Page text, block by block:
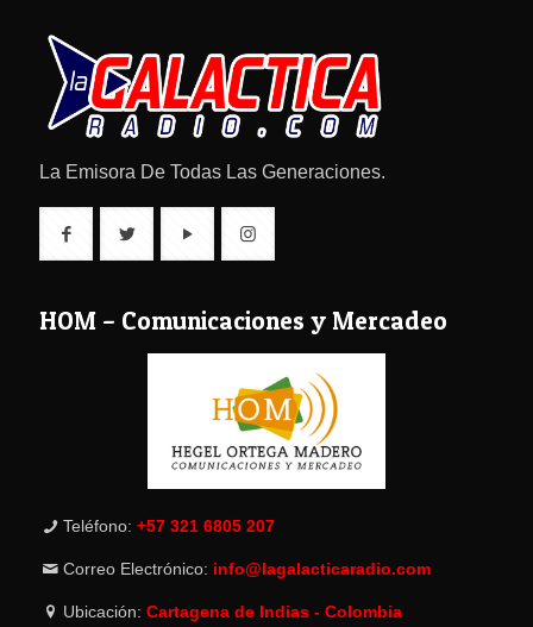
La Emisora De Todas Las Generaciones.
HOM – Comunicaciones y Mercadeo
Teléfono: +57 321 6805 207
Correo Electrónico: info@lagalacticaradio.com
Ubicación: Cartagena de Indias - Colombia